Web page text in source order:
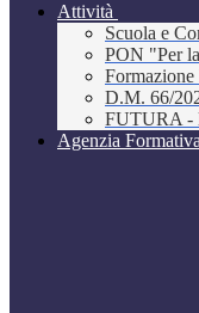
Attività
Scuola e
PON "Per
Formazione
D.M. 66/
FUTURA -
Agenzia Formativa